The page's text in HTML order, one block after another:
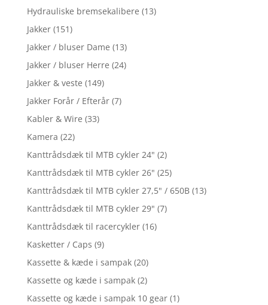
Hydrauliske bremsekalibere (13)
Jakker (151)
Jakker / bluser Dame (13)
Jakker / bluser Herre (24)
Jakker & veste (149)
Jakker Forår / Efterår (7)
Kabler & Wire (33)
Kamera (22)
Kanttrådsdæk til MTB cykler 24" (2)
Kanttrådsdæk til MTB cykler 26" (25)
Kanttrådsdæk til MTB cykler 27,5" / 650B (13)
Kanttrådsdæk til MTB cykler 29" (7)
Kanttrådsdæk til racercykler (16)
Kasketter / Caps (9)
Kassette & kæde i sampak (20)
Kassette og kæde i sampak (2)
Kassette og kæde i sampak 10 gear (1)